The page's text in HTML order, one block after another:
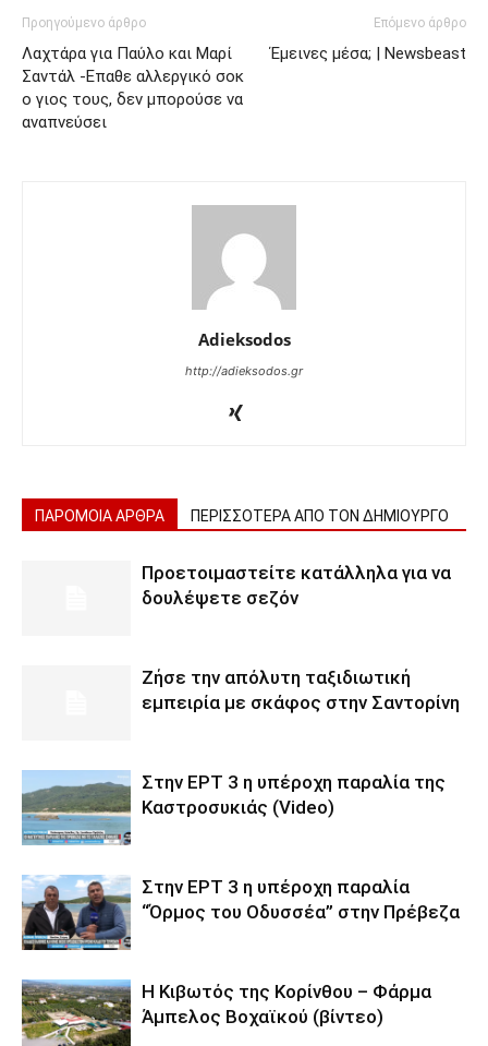
Προηγούμενο άρθρο
Λαχτάρα για Παύλο και Μαρί
Σαντάλ -Επαθε αλλεργικό σοκ
ο γιος τους, δεν μπορούσε να
αναπνεύσει
Επόμενο άρθρο
Έμεινες μέσα; | Newsbeast
Adieksodos
http://adieksodos.gr
ΠΑΡΟΜΟΙΑ ΑΡΘΡΑ ΠΕΡΙΣΣΟΤΕΡΑ ΑΠΟ ΤΟΝ ΔΗΜΙΟΥΡΓΟ
Προετοιμαστείτε κατάλληλα για να
δουλέψετε σεζόν
Ζήσε την απόλυτη ταξιδιωτική
εμπειρία με σκάφος στην Σαντορίνη
Στην ΕΡΤ 3 η υπέροχη παραλία της
Καστροσυκιάς (Video)
Στην ΕΡΤ 3 η υπέροχη παραλία
“Όρμος του Οδυσσέα” στην Πρέβεζα
Η Κιβωτός της Κορίνθου – Φάρμα
Άμπελος Βοχαϊκού (βίντεο)